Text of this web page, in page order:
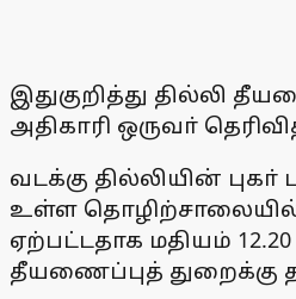
இதுகுறித்து தில்லி
அதிகாரி ஒருவா்
வடக்கு தில்லியின் புகா்
உள்ள தொழிற்சாலையில்
ஏற்பட்டதாக மதியம்
தீயணைப்புத் துறைக்கு